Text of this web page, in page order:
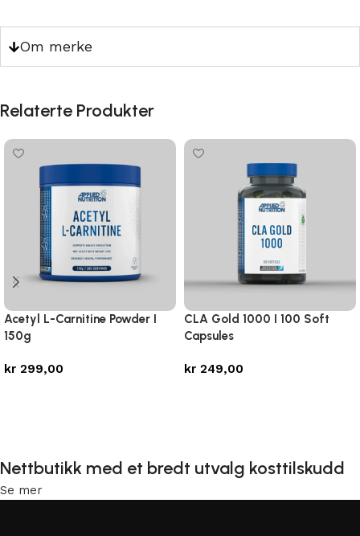
Om merke
Relaterte Produkter
Acetyl L-Carnitine Powder I
150g
kr 299,00
CLA Gold 1000 I 100 Soft
Capsules
kr 249,00
Nettbutikk med et bredt utvalg kosttilskudd
Se mer